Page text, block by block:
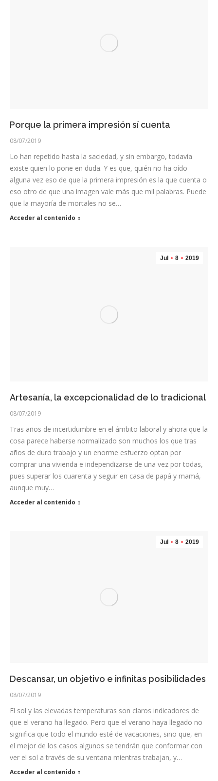
Porque la primera impresión sí cuenta
08/07/2019
Lo han repetido hasta la saciedad, y sin embargo, todavía
existe quien lo pone en duda. Y es que, quién no ha oído
alguna vez eso de que la primera impresión es la que cuenta o
eso otro de que una imagen vale más que mil palabras. Puede
que la mayoría de mortales no se…
Acceder al contenido
Jul 8 2019
Artesanía, la excepcionalidad de lo tradicional
08/07/2019
Tras años de incertidumbre en el ámbito laboral y ahora que la
cosa parece haberse normalizado son muchos los que tras
años de duro trabajo y un enorme esfuerzo optan por
comprar una vivienda e independizarse de una vez por todas,
pues superar los cuarenta y seguir en casa de papá y mamá,
aunque muy…
Acceder al contenido
Jul 8 2019
Descansar, un objetivo e infinitas posibilidades
08/07/2019
El sol y las elevadas temperaturas son claros indicadores de
que el verano ha llegado. Pero que el verano haya llegado no
significa que todo el mundo esté de vacaciones, sino que, en
el mejor de los casos algunos se tendrán que conformar con
ver el sol a través de su ventana mientras trabajan, y…
Acceder al contenido